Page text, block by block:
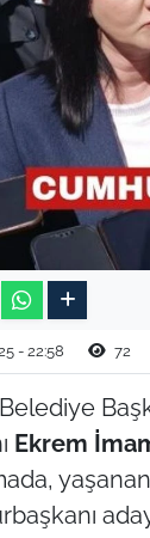
- 22:58 72
Ekrem